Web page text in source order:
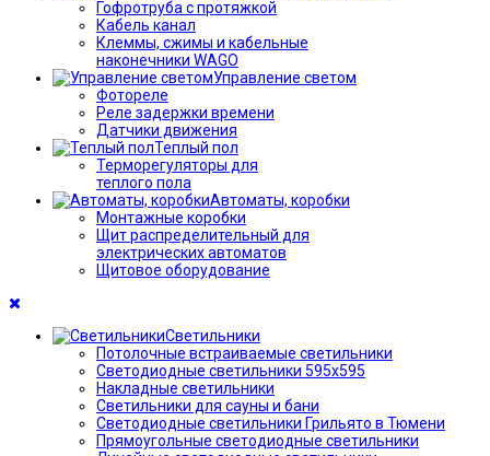
Гофротруба с протяжкой
Кабель канал
Клеммы, сжимы и кабельные
наконечники WAGO
Управление светом
Фотореле
Реле задержки времени
Датчики движения
Теплый пол
Терморегуляторы для
теплого пола
Автоматы, коробки
Монтажные коробки
Щит распределительный для
электрических автоматов
Щитовое оборудование
Светильники
Потолочные встраиваемые светильники
Светодиодные светильники 595х595
Накладные светильники
Светильники для сауны и бани
Светодиодные светильники Грильято в Тюмени
Прямоугольные светодиодные светильники